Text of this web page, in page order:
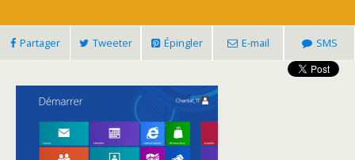
Partager Tweeter Épingler E-mail SMS